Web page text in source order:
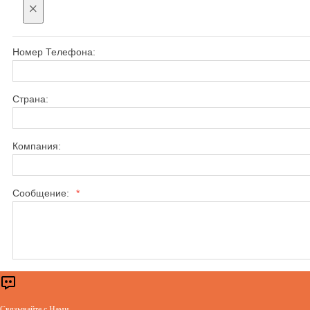
×
Номер Телефона:
Страна:
Компания:
Сообщение: *